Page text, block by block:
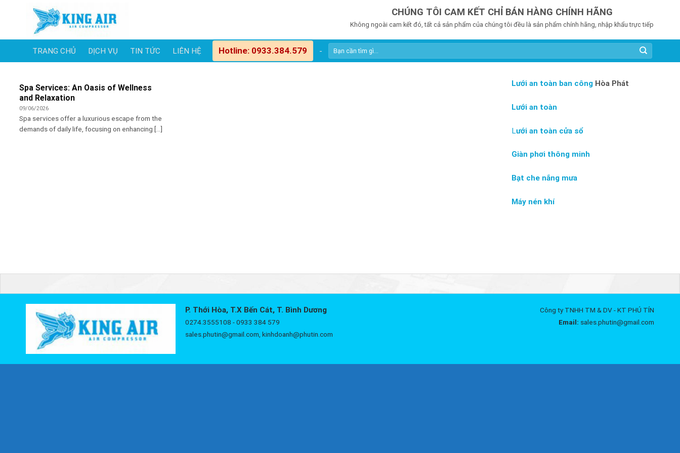
CHÚNG TÔI CAM KẾT CHỈ BÁN HÀNG CHÍNH HÃNG
Không ngoài cam kết đó, tất cả sản phẩm của chúng tôi đều là sản phẩm chính hãng, nhập khẩu trực tiếp
TRANG CHỦ DỊCH VỤ TIN TỨC LIÊN HỆ Hotline: 0933.384.579 -
Spa Services: An Oasis of Wellness
and Relaxation
09/06/2026
Spa services offer a luxurious escape from the
demands of daily life, focusing on enhancing [...]
Lưới an toàn ban công Hòa Phát
Lưới an toàn
Lưới an toàn cửa sổ
Giàn phơi thông minh
Bạt che nắng mưa
Máy nén khí
P. Thới Hòa, T.X Bến Cát, T. Bình Dương
0274.3555108 - 0933 384 579
sales.phutin@gmail.com, kinhdoanh@phutin.com
Công ty TNHH TM & DV - KT PHÚ TÍN
Email: sales.phutin@gmail.com